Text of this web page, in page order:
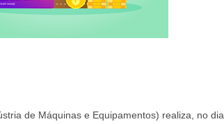
de Máquinas e Equipamentos) realiza, no dia